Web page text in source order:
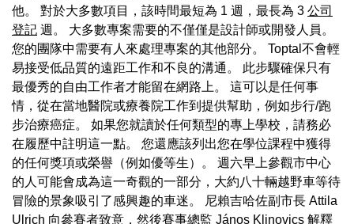
他。 對於大多數項目，該時間最短為 1 週，最長為 3 公司
登記 週。 大多數專案需要的不僅僅是設計師或開發人員。
您的團隊中需要有人來處理專案的其他部分。 Toptal不會輕
易接受低品質的遠距工作和不良的溝通。 此步驟確保只有
最優秀的自由工作者才能留在網路上。 這可以是任何事
情，從在當地醫院或療養院工作到提供幫助，例如步行/跑
步治療癌症。 如果您就讀於任何類型的專上學校，請務必
在履歷中註明這一點。 您還應該列出您在學位課程中獲得
的任何獎項或榮譽（例如優等生）。 週六早上參觀市中心
的人可能會成為這一奇觀的一部分，大約八十輛越野車等待
冒險的景象吸引了感興趣的車迷。 尼賴吉哈佐副市長 Attila
Ulrich 向參賽者致意，然後賽事總監 János Klinovics 解釋